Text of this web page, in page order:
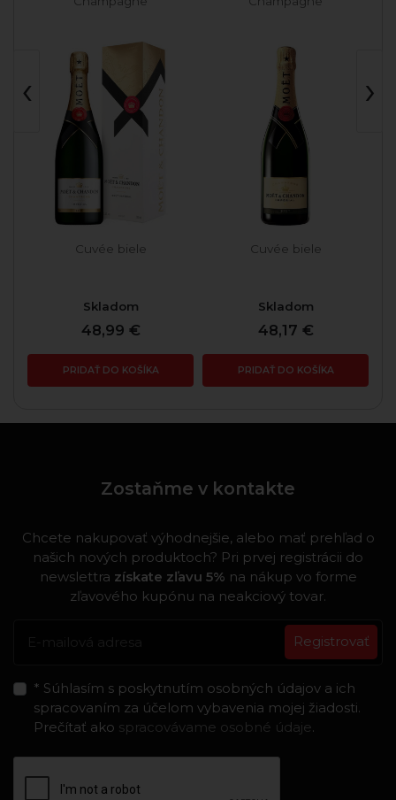
Cuvée biele
Skladom
48,99 €
PRIDAŤ DO KOŠÍKA
Cuvée biele
Skladom
48,17 €
PRIDAŤ DO KOŠÍKA
‹ ›
Zostaňme v kontakte
Chcete nakupovať výhodnejšie, alebo mať prehľad o
našich nových produktoch? Pri prvej registrácii do
newslettra získate zľavu 5% na nákup vo forme
zľavového kupónu na neakciový tovar.
Registrovať
* Súhlasím s poskytnutím osobných údajov a ich
spracovaním za účelom vybavenia mojej žiadosti.
Prečítať ako spracovávame osobné údaje.